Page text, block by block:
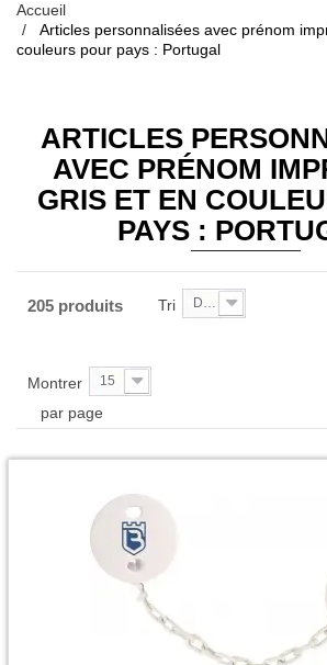
Accueil
Articles personnalisées avec prénom
couleurs pour pays : Portugal
ARTICLES
AVEC PRÉNOM
GRIS ET EN
PAYS :
205 produits Tri De A à Z
Montrer 15
par page